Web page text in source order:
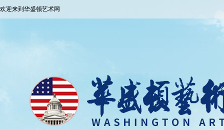
欢迎来到华盛顿艺术网